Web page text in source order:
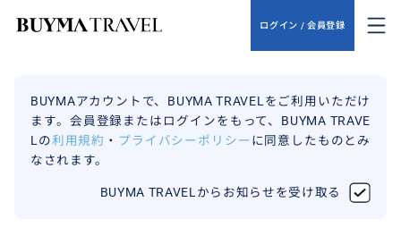
ログイン / 会員登録
BUYMAアカウントで、BUYMA TRAVELをご利用いただけ
ます。会員登録またはログインをもって、BUYMA TRAVE
Lの利用規約 ・ プライバシーポリシー に同意したものとみ
なされます。
BUYMA TRAVELからお知らせを受け取る